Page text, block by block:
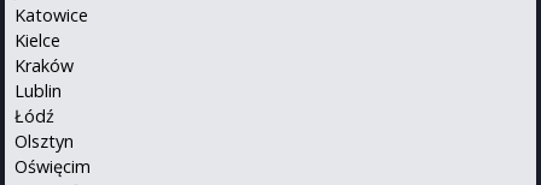
Katowice
Kielce
Kraków
Lublin
Łódź
Olsztyn
Oświęcim